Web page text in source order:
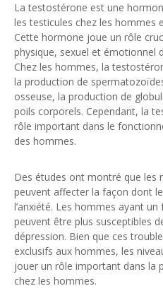
La testostérone est une
les testicules chez les hommes
Cette hormone joue un rôle
physique, sexuel et émotionnel
Chez les hommes, la
la production de
osseuse, la production de
poils corporels. Cependant, la
rôle important dans le
des hommes.
Des études ont montré que les
peuvent affecter la façon dont
l’anxiété. Les hommes ayant
peuvent être plus susceptibles
dépression. Bien que ces
exclusifs aux hommes, les
jouer un rôle important dans la
chez les hommes.